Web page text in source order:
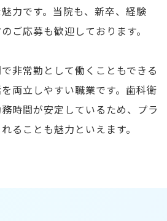
力です。当院も、新卒、経験
ご応募も歓迎しております。
非常勤として働くこともできる
両立しやすい職業です。歯科衛
時間が安定しているため、プラ
ることも魅力といえます。